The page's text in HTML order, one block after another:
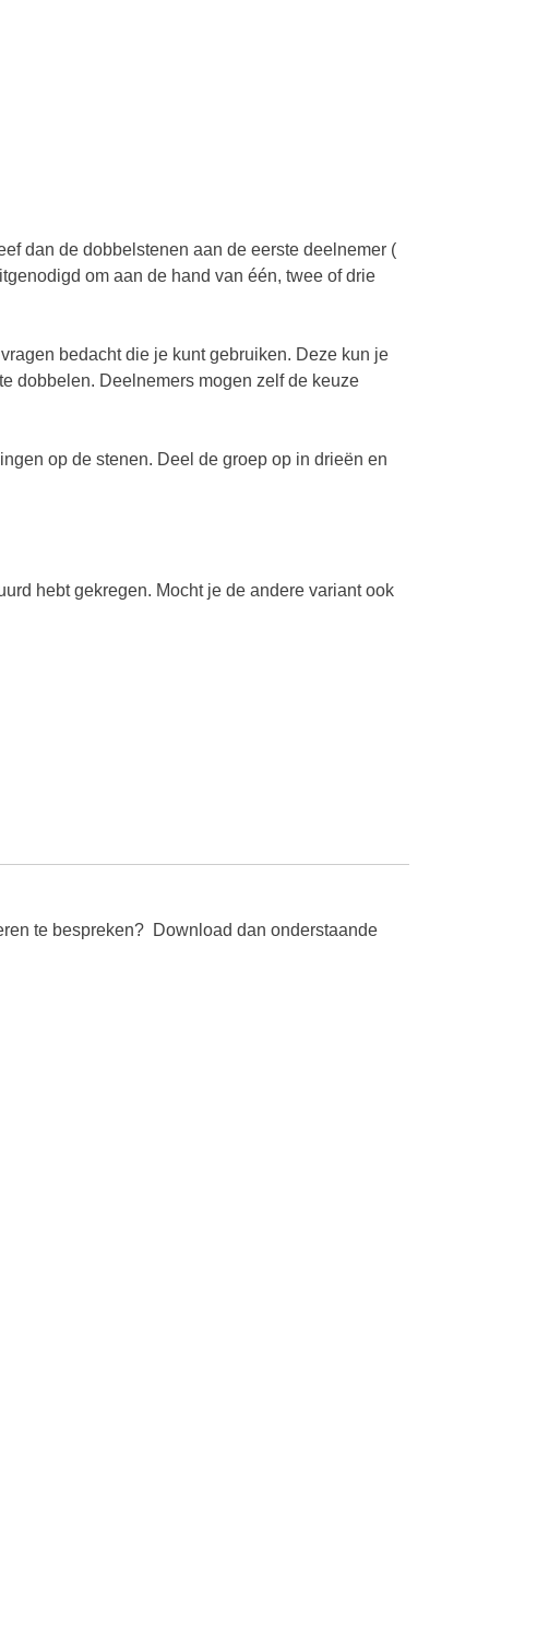
dan de dobbelstenen aan de eerste deelnemer (
om aan de hand van één, twee of drie
bedacht die je kunt gebruiken. Deze kun je
dobbelen. Deelnemers mogen zelf de keuze
op de stenen. Deel de groep op in drieën en
hebt gekregen. Mocht je de andere variant ook
te bespreken? Download dan onderstaande